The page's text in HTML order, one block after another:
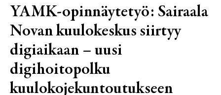
YAMK-opinnäytetyö: Sairaala
Novan kuulokeskus siirtyy
digiaikaan – uusi
digihoitopolku
kuulokojekuntoutukseen